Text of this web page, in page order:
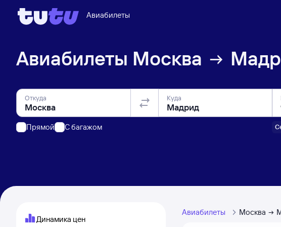
Авиабилеты
Авиабилеты Москва
Откуда
Прямой C багажом
Куда
Динамика цен
Авиабилеты Москва